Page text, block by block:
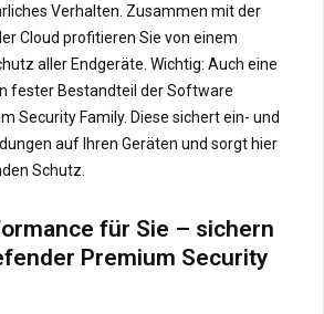
Verhalten. Zusammen mit der
Cloud profitieren Sie von einem
aller Endgeräte. Wichtig: Auch eine
fester Bestandteil der Software
Security Family. Diese sichert ein- und
auf Ihren Geräten und sorgt hier
Schutz.
für Sie – sichern
Premium Security